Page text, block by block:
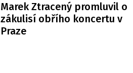
Marek Ztracený promluvil o
zákulisí obřího koncertu v
Praze